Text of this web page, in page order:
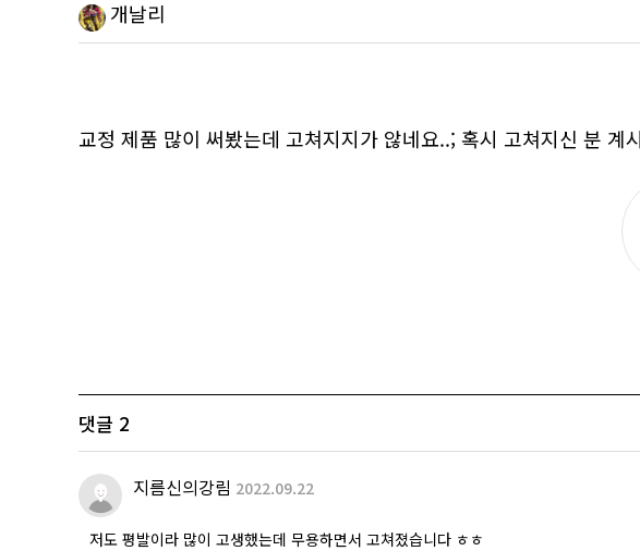
개날리
교정 제품 많이 써봤는데 고쳐지지가 않네요..; 혹시 고쳐지신 분 계
댓글 2
지름신의강림 2022.09.22
저도 평발이라 많이 고생했는데 무용하면서 고쳐졌습니다 ㅎㅎ